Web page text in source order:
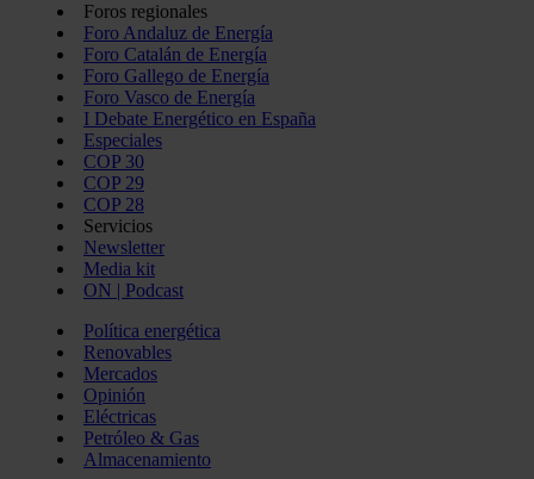
Foros regionales
Foro Andaluz de Energía
Foro Catalán de Energía
Foro Gallego de Energía
Foro Vasco de Energía
I Debate Energético en España
Especiales
COP 30
COP 29
COP 28
Servicios
Newsletter
Media kit
ON | Podcast
Política energética
Renovables
Mercados
Opinión
Eléctricas
Petróleo & Gas
Almacenamiento